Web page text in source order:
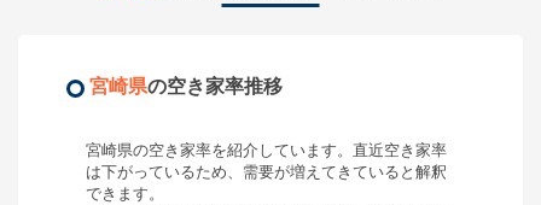
宮崎県の空き家率推移
宮崎県の空き家率を紹介しています。直近空き家率
は下がっているため、需要が増えてきている と解釈
できます。